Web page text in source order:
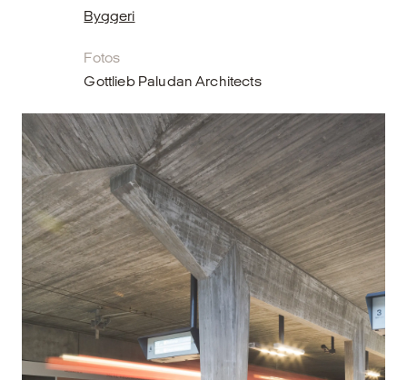
Byggeri
Fotos
Gottlieb Paludan Architects